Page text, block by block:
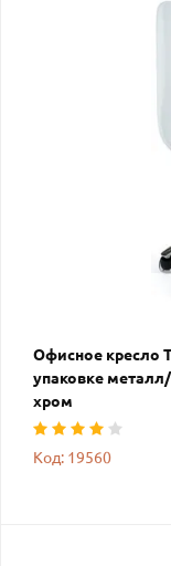
Офисное кресло
упаковке
хром
Код: 19560